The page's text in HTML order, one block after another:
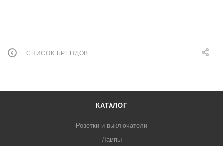
СПИСОК БРЕНДОВ
КАТАЛОГ
Розетки и выключатели
Лампы